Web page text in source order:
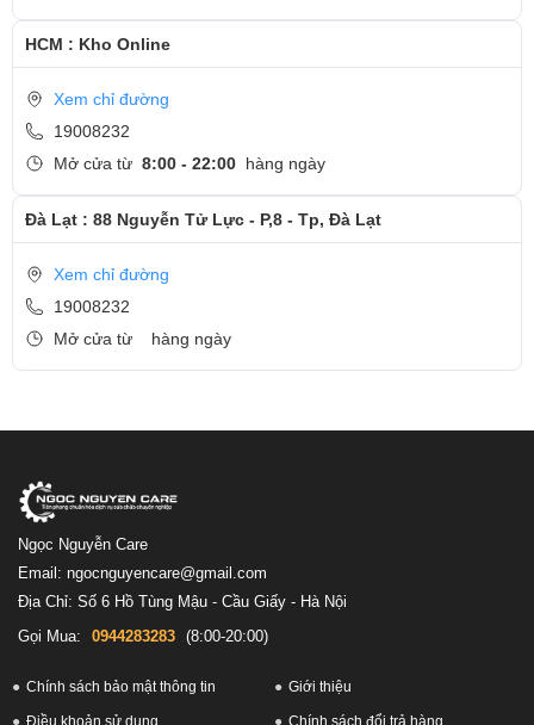
HCM : Kho Online
Xem chỉ đường
19008232
Mở cửa từ 8:00 - 22:00 hàng ngày
Đà Lạt : 88 Nguyễn Tử Lực - P,8 - Tp, Đà Lạt
Xem chỉ đường
19008232
Mở cửa từ
hàng ngày
Ngọc Nguyễn Care
Email: ngocnguyencare@gmail.com
Địa Chỉ: Số 6 Hồ Tùng Mậu - Cầu Giấy - Hà Nội
Gọi Mua:
0944283283 (8:00-20:00)
Chính sách bảo mật thông tin Giới thiệu